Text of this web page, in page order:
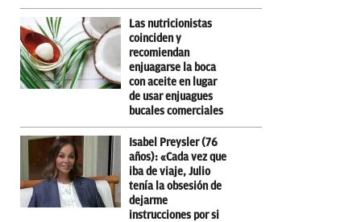
Las nutricionistas
coinciden y
recomiendan
enjuagarse la boca
con aceite en lugar
de usar enjuagues
bucales comerciales
Isabel Preysler (76
años): «Cada vez que
iba de viaje, Julio
tenía la obsesión de
dejarme
instrucciones por si